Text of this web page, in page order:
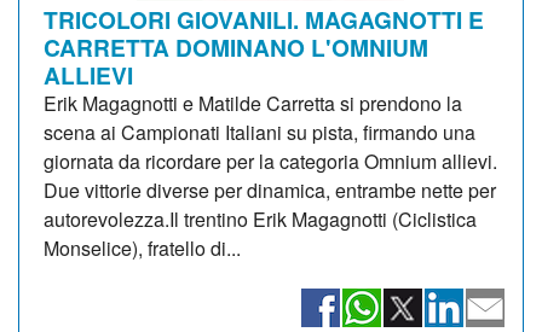
TRICOLORI GIOVANILI. MAGAGNOTTI E
CARRETTA DOMINANO L'OMNIUM
ALLIEVI
Erik Magagnotti e Matilde Carretta si prendono la
scena ai Campionati Italiani su pista, firmando una
giornata da ricordare per la categoria Omnium allievi.
Due vittorie diverse per dinamica, entrambe nette per
autorevolezza.Il trentino Erik Magagnotti (Ciclistica
Monselice), fratello di...